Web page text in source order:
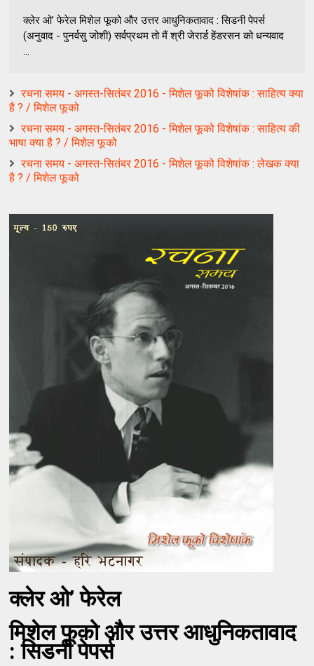
क्लेर ओ’ फेरेल मिशेल फूको और उत्तर आधुनिकतावाद : सिडनी पेपर्स
(अनुवाद - पुनर्वसु जोशी) सर्वप्रथम तो मैं श्री जेरार्ड हेंडरसन को धन्यवाद
...
रचना समय - अगस्त-सितंबर 2016 - मिशेल फूको विशेषांक : साहित्य क्या
है ? / मिशेल फूको
रचना समय - अगस्त-सितंबर 2016 - मिशेल फूको विशेषांक : साहित्य की
भाषा क्या है ? / मिशेल फूको
रचना समय - अगस्त-सितंबर 2016 - मिशेल फूको विशेषांक : लेखक क्या
है ? / मिशेल फूको
क्लेर ओ’ फेरेल
मिशेल फूको और उत्तर आधुनिकतावाद
: सिडनी पेपर्स